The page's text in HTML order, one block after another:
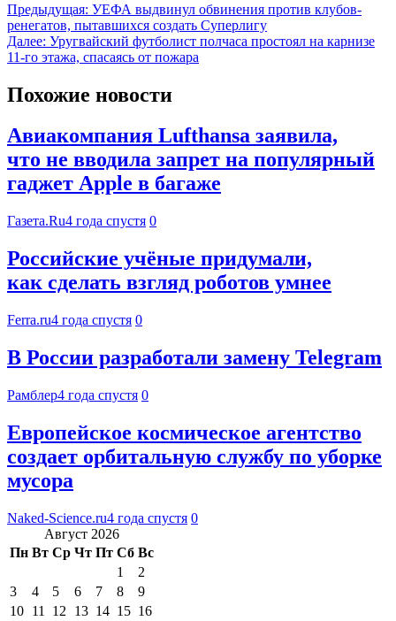
Предыдущая: УЕФА выдвинул обвинения против клубов-
ренегатов, пытавшихся создать Суперлигу
Далее: Уругвайский футболист полчаса простоял на карнизе
11-го этажа, спасаясь от пожара
Похожие новости
Авиакомпания Lufthansa заявила,
что не вводила запрет на популярный
гаджет Apple в багаже
Газета.Ru4 года спустя 0
Российские учёные придумали,
как сделать взгляд роботов умнее
Ferra.ru4 года спустя 0
В России разработали замену Telegram
Рамблер4 года спустя 0
Европейское космическое агентство
создает орбитальную службу по уборке
мусора
Naked-Science.ru4 года спустя 0
Август 2026
Пн Вт Ср Чт Пт Сб Вс
1
2
3
4 5 6 7 8
9
10 11 12 13 14 15 16